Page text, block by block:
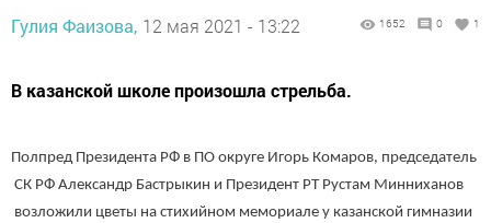
Гулия Фаизова, 12 мая 2021 - 13:22 1652 0 1
В казанской школе произошла стрельба.
Полпред Президента РФ в ПО округе Игорь Комаров, председатель
СК РФ Александр Бастрыкин и Президент РТ Рустам Минниханов
возложили цветы на стихийном мемориале у казанской гимназии